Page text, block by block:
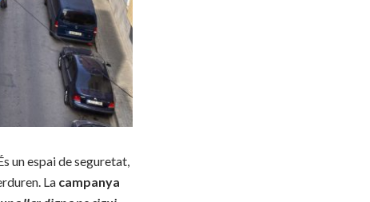
un espai de seguretat,
La campanya